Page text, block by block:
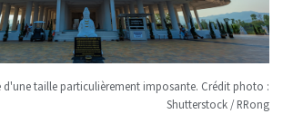
d'une taille particulièrement imposante. Crédit photo :
Shutterstock / RRong